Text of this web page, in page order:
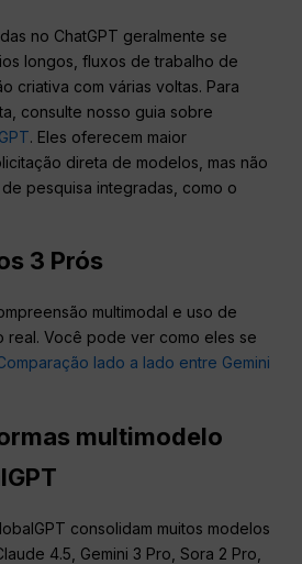
no ChatGPT geralmente se
longos, fluxos de trabalho de
criativa com várias voltas. Para
consulte nosso guia sobre
. Eles oferecem maior
direta de modelos, mas não
pesquisa integradas, como o
3 Prós
multimodal e uso de
real. Você pode ver como eles se
lado a lado entre Gemini
multimodelo
consolidam muitos modelos
4.5, Gemini 3 Pro, Sora 2 Pro,